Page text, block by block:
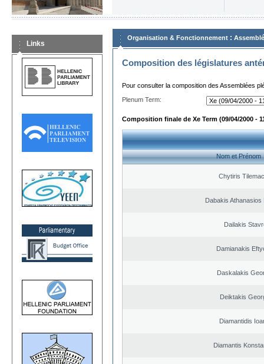
Links
Organisation & Fonctionnement :
Composition des législatures
Pour consulter la composition des Assemblées
Plenum Term:
Composition finale de Xe Term (09/04/2000 -
Nom et Prénom
Chytiris
Dabakis Athanasios
Dailakis
Damianakis
Daskalakis
Deiktakis
Diamantidis
Diamantis